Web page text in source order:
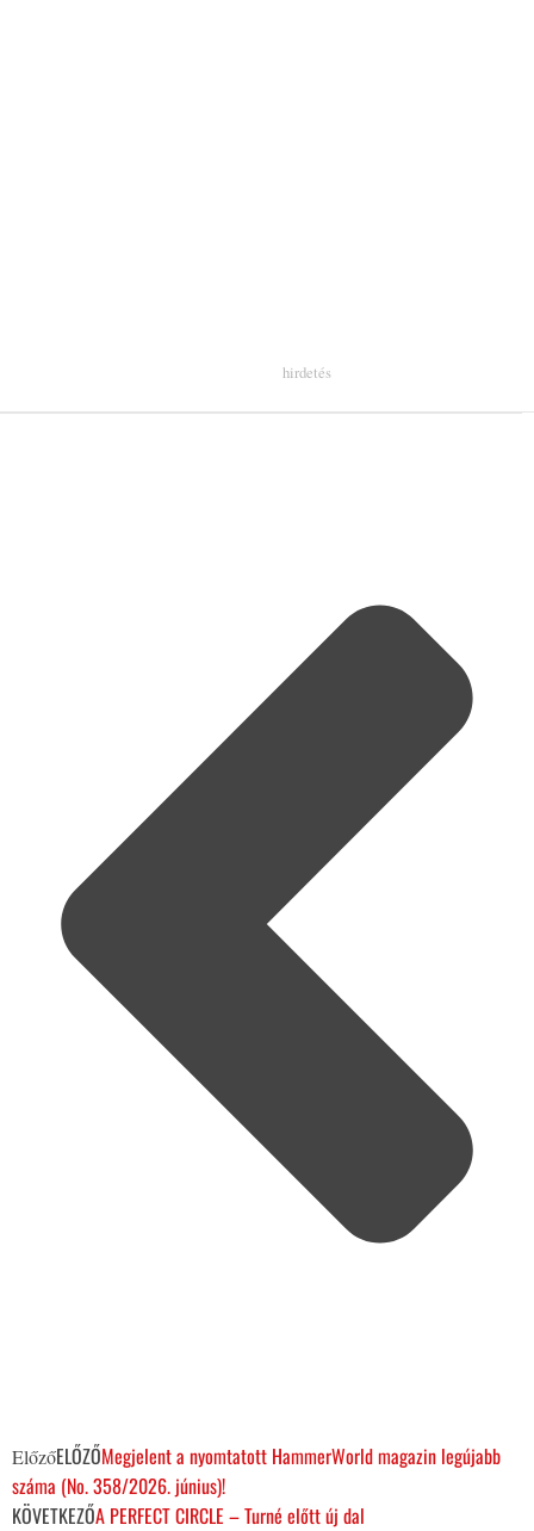
ElőzőELŐZŐMegjelent a nyomtatott HammerWorld magazin legújabb
száma (No. 358/2026. június)!
KÖVETKEZŐA PERFECT CIRCLE – Turné előtt új dal